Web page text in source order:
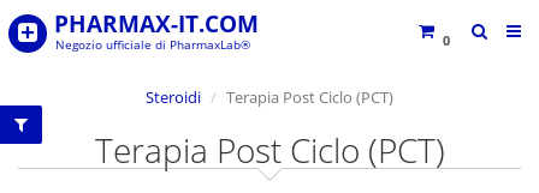
0
PHARMAX-IT.COM
Negozio ufficiale di PharmaxLab®
Steroidi Terapia Post Ciclo (PCT)
Terapia Post Ciclo (PCT)